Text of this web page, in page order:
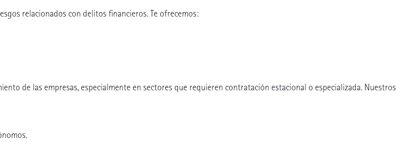
relacionados con delitos financieros. Te ofrecemos:
de las empresas, especialmente en sectores que requieren contratación estacional o especializada. Nuestros